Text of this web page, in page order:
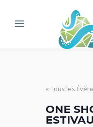
« Tous les
ONE